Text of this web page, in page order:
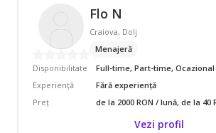
Flo N
Craiova, Dolj
Menajeră
Disponibilitate
Full-time, Part-time, Ocazional
Experiență
Fără experiență
Preț
de la 2000 RON / lună, de la 40
Vezi profil